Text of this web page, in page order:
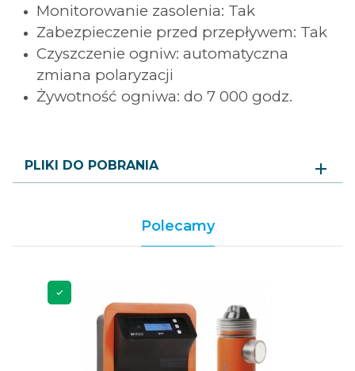
Monitorowanie zasolenia: Tak
Zabezpieczenie przed przepływem: Tak
Czyszczenie ogniw: automatyczna
zmiana polaryzacji
Żywotność ogniwa: do 7 000 godz.
PLIKI DO POBRANIA
Polecamy